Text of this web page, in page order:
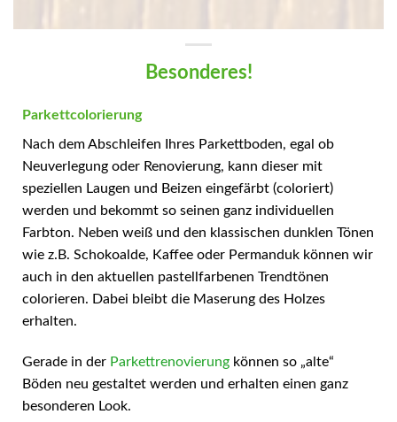
Besonderes!
Parkettcolorierung
Nach dem Abschleifen Ihres Parkettboden, egal ob
Neuverlegung oder Renovierung, kann dieser mit
speziellen Laugen und Beizen eingefärbt (coloriert)
werden und bekommt so seinen ganz individuellen
Farbton. Neben weiß und den klassischen dunklen Tönen
wie z.B. Schokoalde, Kaffee oder Permanduk können wir
auch in den aktuellen pastellfarbenen Trendtönen
colorieren. Dabei bleibt die Maserung des Holzes
erhalten.
Gerade in der Parkettrenovierung können so „alte“
Böden neu gestaltet werden und erhalten einen ganz
besonderen Look.